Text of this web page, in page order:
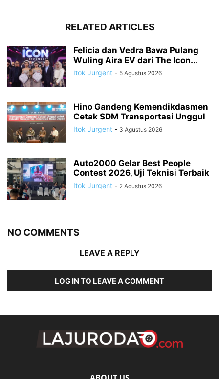
RELATED ARTICLES
Felicia dan Vedra Bawa Pulang
Wuling Aira EV dari The Icon...
Itok Jurgent - 5 Agustus 2026
Hino Gandeng Kemendikdasmen
Cetak SDM Transportasi Unggul
Itok Jurgent - 3 Agustus 2026
Auto2000 Gelar Best People
Contest 2026, Uji Teknisi Terbaik
Itok Jurgent - 2 Agustus 2026
NO COMMENTS
LEAVE A REPLY
LOG IN TO LEAVE A COMMENT